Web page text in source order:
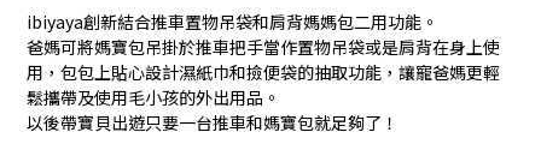
ibiyaya創新結合推車置物吊袋和肩背媽媽包二用功能。
爸媽可將媽寶包吊掛於推車把手當作置物吊袋或是肩背在身上使
用，包包上貼心設計濕紙巾和撿便袋的抽取功能，讓寵爸媽更輕
鬆攜帶及使用毛小孩的外出用品。
以後帶寶貝出遊只要一台推車和媽寶包就足夠了！